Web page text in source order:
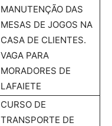
MANUTENÇÃO DAS
MESAS DE JOGOS NA
CASA DE CLIENTES.
VAGA PARA
MORADORES DE
LAFAIETE
CURSO DE
TRANSPORTE DE